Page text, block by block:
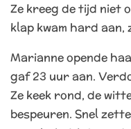
Ze kreeg de tijd niet
klap kwam hard
Marianne opende
gaf 23 uur aan.
Ze keek rond, de
bespeuren. Snel